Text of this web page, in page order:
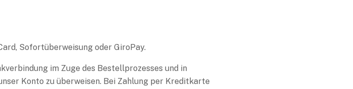
Sofortüberweisung oder GiroPay.
im Zuge des Bestellprozesses und in
Konto zu überweisen. Bei Zahlung per Kreditkarte